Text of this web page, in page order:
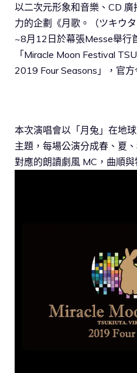
以二次元形象和音樂、CD
力的企劃《月歌。（ツキウ
~8月12日於幕張Messe舉行
「Miracle Moon Festival
2019 Four Seasons」，官方
本次演唱會以「月兔」在地
主題，每場公演分成春、夏
對應的朗讀劇風 MC，曲順